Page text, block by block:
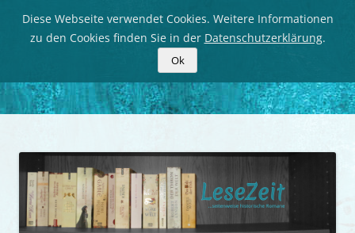
LeseZeit
Diese Webseite verwendet Cookies. Weitere Informationen
zu den Cookies finden Sie in der Datenschutzerklärung.
Ok